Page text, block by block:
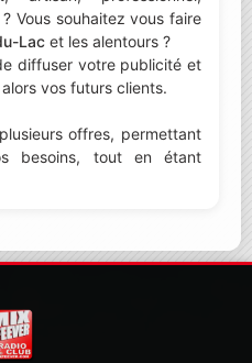
Vous souhaitez vous faire
Lac et les alentours ?
diffuser votre publicité et
vos futurs clients.
offres, permettant
besoins, tout en étant